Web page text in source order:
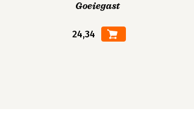
Goeiegast
24,34